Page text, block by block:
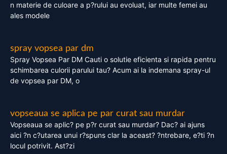
n materie de culoare a p?rului au evoluat, iar multe femei au
ales modele
spray vopsea par dm
Spray Vopsea Par DM Cauti o solutie eficienta si rapida pentru
schimbarea culorii parului tau? Acum ai la indemana spray-ul
de vopsea par DM, o
vopseaua se aplica pe par curat sau murdar
Vopseaua se aplic? pe p?r curat sau murdar? Dac? ai ajuns
aici ?n c?utarea unui r?spuns clar la aceast? ?ntrebare, e?ti ?n
locul potrivit. Ast?zi